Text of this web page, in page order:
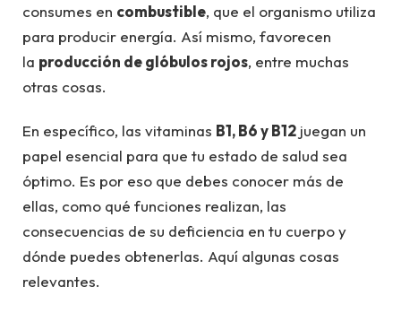
consumes en combustible, que el organismo utiliza
para producir energía. Así mismo, favorecen
la producción de glóbulos rojos, entre muchas
otras cosas.
En específico, las vitaminas B1, B6 y B12 juegan un
papel esencial para que tu estado de salud sea
óptimo. Es por eso que debes conocer más de
ellas, como qué funciones realizan, las
consecuencias de su deficiencia en tu cuerpo y
dónde puedes obtenerlas. Aquí algunas cosas
relevantes.